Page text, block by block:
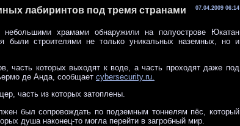
07.04.2009 06:14
лабиринтов под тремя странами
храмами обнаружили на полуострове Юкатан
были строителями не только уникальных наземных, но и
часть которых выходят к воде, а часть проходят даже под
де Анда, сообщает cybersecurity.ru.
часть из которых затоплены.
был сопровождать по подземным тоннелям пёс, который
душа наконец-то могла перейти в загробный мир.